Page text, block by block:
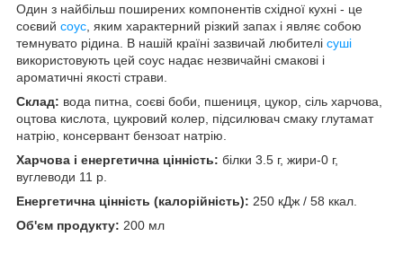
Один з найбільш поширених компонентів східної кухні - це
соєвий соус , яким характерний різкий запах і являє собою
темнувато рідина. В нашій країні зазвичай любителі суші
використовують цей соус надає незвичайні смакові і
ароматичні якості страви.
Склад: вода питна, соєві боби, пшениця, цукор, сіль харчова,
оцтова кислота, цукровий колер, підсилювач смаку глутамат
натрію, консервант бензоат натрію.
Харчова і енергетична цінність: білки 3.5 г, жири-0 г,
вуглеводи 11 р.
Енергетична цінність (калорійність): 250 кДж / 58 ккал.
Об'єм продукту: 200 мл